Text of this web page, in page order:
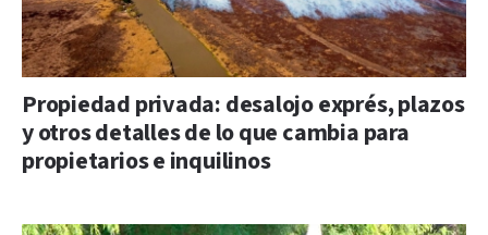
Propiedad privada: desalojo exprés, plazos
y otros detalles de lo que cambia para
propietarios e inquilinos